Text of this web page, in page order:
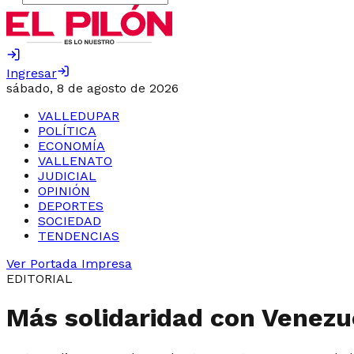
Ingresar
sábado, 8 de agosto de 2026
VALLEDUPAR
POLÍTICA
ECONOMÍA
VALLENATO
JUDICIAL
OPINIÓN
DEPORTES
SOCIEDAD
TENDENCIAS
Ver Portada Impresa
EDITORIAL
Más solidaridad con